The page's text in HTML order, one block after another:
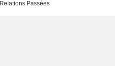
Relations Passées